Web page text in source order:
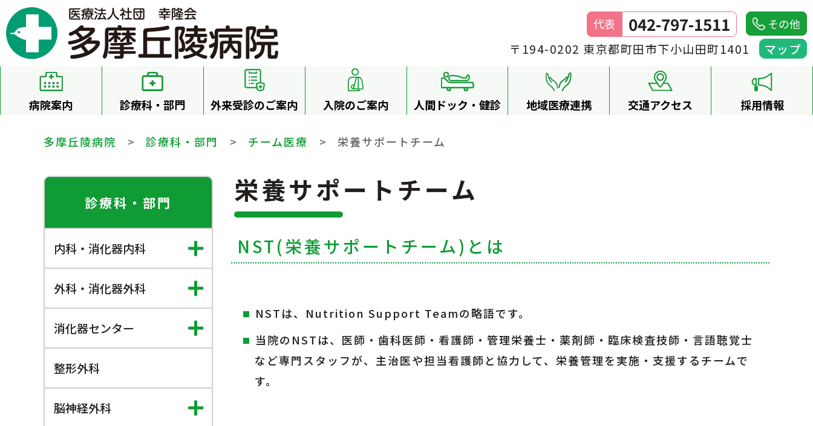
代表 042-797-1511 その他
〒194-0202 東京都町田市下小山田町1401 マップ
病院案内 診療科・部門 外来受診のご案内 入院のご案内 人間ドック・健診 地域医療連携 交通アクセス 採用情報
多摩丘陵病院 > 診療科・部門 > チーム医療 > 栄養サポートチーム
診療科・部門
内科・消化器内科
外科・消化器外科
消化器センター
整形外科
脳神経外科
栄養サポートチーム
NST(栄養サポートチーム)とは
NSTは、Nutrition Support Teamの略語です。
当院のNSTは、医師・歯科医師・看護師・管理栄養士・薬剤師・臨床検査技師・言語聴覚士
など専門スタッフが、主治医や担当看護師と協力して、栄養管理を実施・支援するチームで
す。